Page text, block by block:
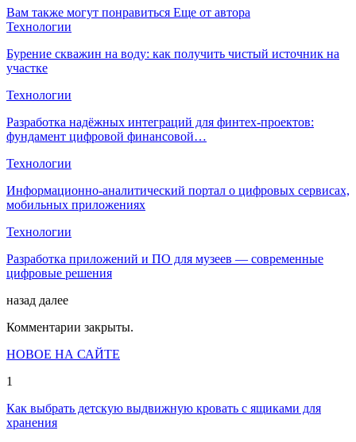
Вам также могут понравиться Еще от автора
Технологии
Бурение скважин на воду: как получить чистый источник на
участке
Технологии
Разработка надёжных интеграций для финтех-проектов:
фундамент цифровой финансовой…
Технологии
Информационно-аналитический портал о цифровых сервисах,
мобильных приложениях
Технологии
Разработка приложений и ПО для музеев — современные
цифровые решения
назад далее
Комментарии закрыты.
НОВОЕ НА САЙТЕ
1
Как выбрать детскую выдвижную кровать с ящиками для
хранения